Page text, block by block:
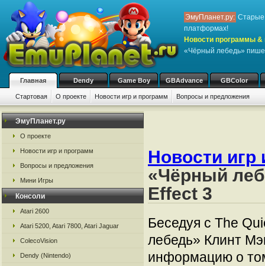
ЭмуПланет.ру: Старые
платформах!
Новости программы &
«Чёрный лебедь»
Главная Dendy Game Boy GBAdvance GBColor
Стартовая О проекте Новости игр и программ Вопросы и предложения
ЭмуПланет.ру
О проекте
Новости игр и программ
Вопросы и предложения
Мини Игры
Консоли
Atari 2600
Atari 5200, Atari 7800, Atari Jaguar
ColecoVision
Dendy (Nintendo)
Новости игр
«Чёрный
Effect 3
Беседуя с The
лебедь» Клинт
информацию о